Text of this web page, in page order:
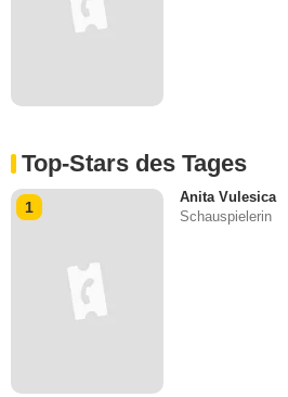
Top-Stars des Tages
1
Anita Vulesica
Schauspielerin